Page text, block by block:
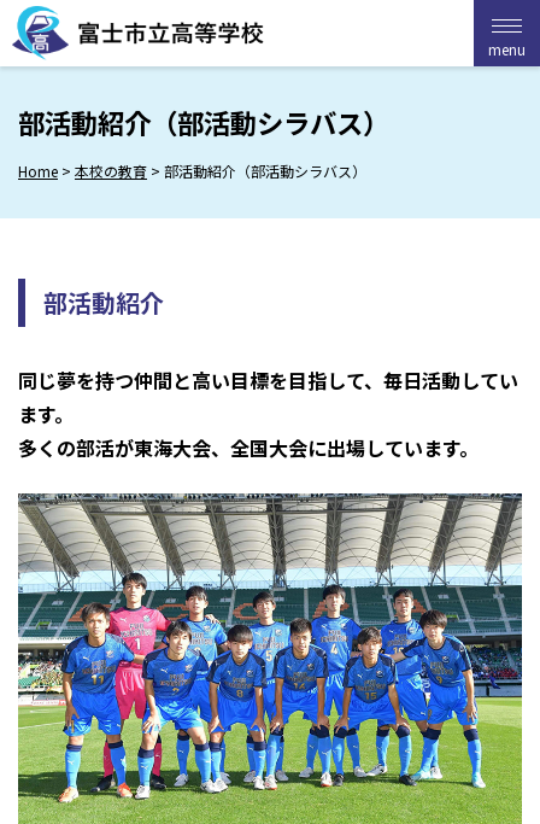
Skip
to
content
部活動紹介（部活動シラバス）
Home > 本校の教育 > 部活動紹介（部活動シラバス）
部活動紹介
同じ夢を持つ仲間と高い目標を目指して、毎日活動してい
ます。
多くの部活が東海大会、全国大会に出場しています。
menu
menu